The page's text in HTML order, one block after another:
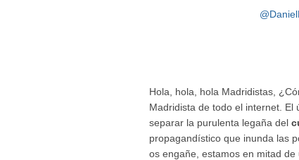
Hola, hola, hola Madridistas,
Madridista de todo el internet. El
separar la purulenta legaña del
propagandístico que inunda las
os engañe, estamos en mitad